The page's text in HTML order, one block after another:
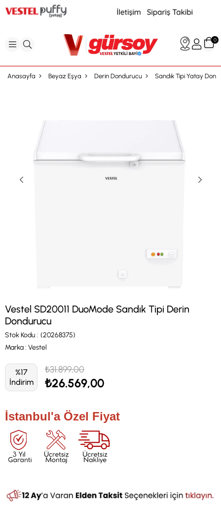
0
Anasayfa Beyaz Eşya Derin Dondurucu Sandık Tipi Yatay
Vestel SD20011 DuoMode Sandık Tipi Derin
Dondurucu
Stok Kodu
(20268375)
Marka: Vestel
%17
İndirim
₺31.899,00
₺26.569,00
İstanbul'a Özel Fiyat